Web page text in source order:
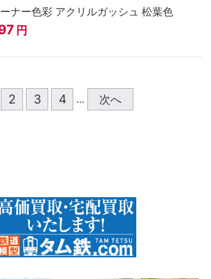
ナー色彩 アクリルガッシュ 松葉色
円
2 3 4 ... 次へ